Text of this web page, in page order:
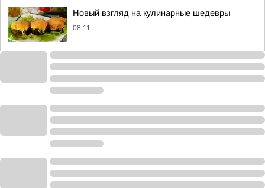
Новый взгляд на кулинарные шедевры
08:11